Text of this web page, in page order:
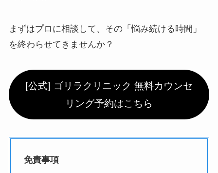
まずはプロに相談して、その「悩み続ける時間」
を終わらせてきませんか？
[公式] ゴリラクリニック 無料カウンセ
リング予約はこちら
免責事項